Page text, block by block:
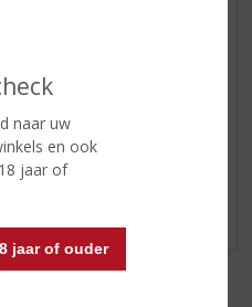
naar uw
en ook
jaar of
jaar of ouder